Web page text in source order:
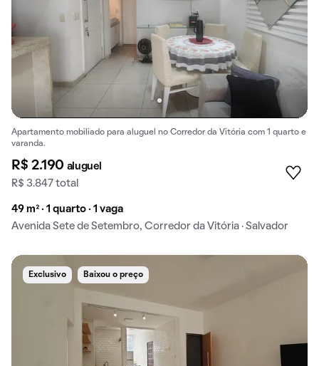
Apartamento mobiliado para aluguel no Corredor da Vitória com 1 quarto e
varanda.
R$ 2.190 aluguel
R$ 3.847 total
49 m² · 1 quarto · 1 vaga
Avenida Sete de Setembro, Corredor da Vitória · Salvador
Exclusivo Baixou o preço